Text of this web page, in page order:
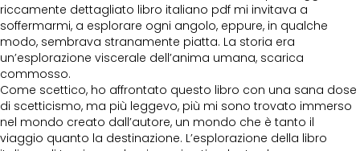
riccamente dettagliato libro italiano pdf mi invitava a
soffermarmi, a esplorare ogni angolo, eppure, in qualche
modo, sembrava stranamente piatta. La storia era
un’esplorazione viscerale dell’anima umana, scarica
commosso.
Come scettico, ho affrontato questo libro con una sana dose
di scetticismo, ma più leggevo, più mi sono trovato immerso
nel mondo creato dall’autore, un mondo che è tanto il
viaggio quanto la destinazione. L’esplorazione della libro